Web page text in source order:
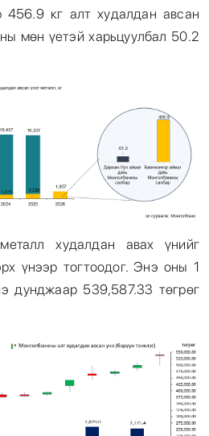
456.9 кг алт худалдан авсан
мөн үетэй харьцуулбал 50.2
худалдан авах үнийг
үнээр тогтоодог. Энэ оны 1
дунджаар 539,587.33 төгрөг